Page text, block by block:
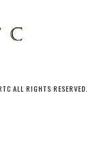
RIGHTS RESERVED.